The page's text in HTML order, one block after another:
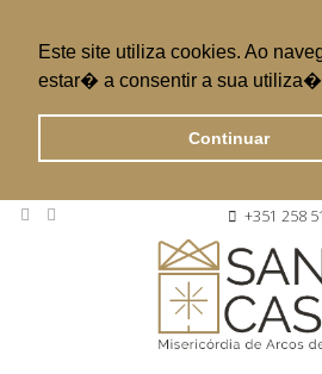
Este site utiliza cookies. Ao
estar� a consentir a sua
Continuar
+351 258